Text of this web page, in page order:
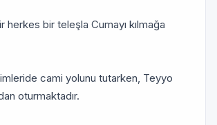
herkes bir teleşla Cumayı kılmağa
cami yolunu tutarken, Teyyo
oturmaktadır.